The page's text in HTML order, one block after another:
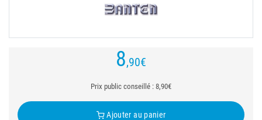
8,90€
Prix public conseillé : 8,90€
Ajouter au panier